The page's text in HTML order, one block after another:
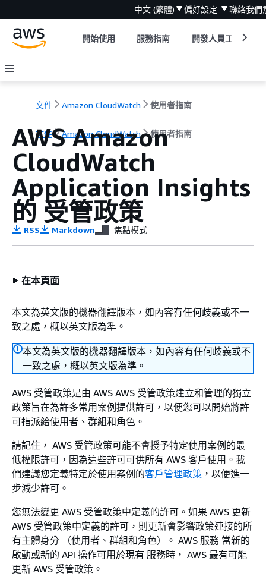
中文 (繁體) 偏好設定 聯絡我們
開始使用 服務指南 開發人員工具
文件 Amazon CloudWatch 使用者指南
文件 Amazon CloudWatch 使用者指南
AWS Amazon
CloudWatch
Application Insights
的 受管政策
RSS Markdown 焦點模式
在本頁面
本文為英文版的機器翻譯版本，如內容有任何歧義或不一
致之處，概以英文版為準。
本文為英文版的機器翻譯版本，如內容有任何歧義或不
一致之處，概以英文版為準。
AWS 受管政策是由 AWS AWS 受管政策建立和管理的獨立
政策旨在為許多常用案例提供許可，以便您可以開始將許
可指派給使用者、群組和角色。
請記住， AWS 受管政策可能不會授予特定使用案例的最
低權限許可，因為這些許可可供所有 AWS 客戶使用。我
們建議您定義特定於使用案例的客戶管理政策 ，以便進一
步減少許可。
您無法變更 AWS 受管政策中定義的許可。如果 AWS 更新
AWS 受管政策中定義的許可，則更新會影響政策連接的所
有主體身分 （使用者、群組和角色）。 AWS 服務 當新的
啟動或新的 API 操作可用於現有 服務時， AWS 最有可能
更新 AWS 受管政策。